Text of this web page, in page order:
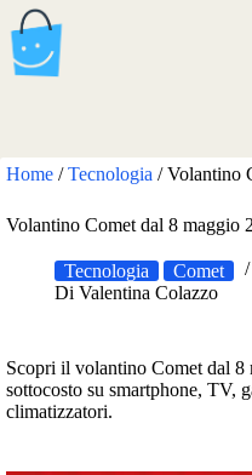
Salta
al
contenuto
Home /Tecnologia /Volantino
Volantino Comet dal 8 maggio
Tecnologia Comet
Di Valentina Colazzo
Scopri il volantino Comet dal 8
sottocosto su smartphone, TV,
climatizzatori.